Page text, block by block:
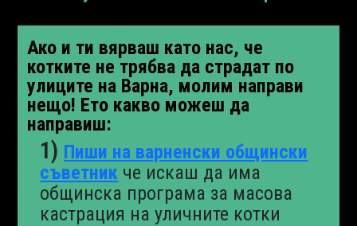
Ако и ти вярваш като нас, че
котките не трябва да страдат по
улиците на Варна, молим направи
нещо! Ето какво можеш да
направиш:
Пиши на варненски общински
съветник че искаш да има
общинска програма за масова
кастрация на уличните котки